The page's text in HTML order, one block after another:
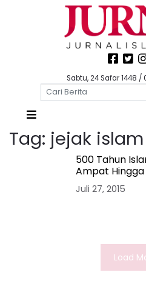
Sabtu, 24 Safar 1448
Tag: jejak islam
500 Tahun
Ampat
Juli 27, 2015
Load